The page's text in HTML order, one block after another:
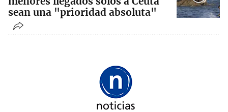
sean una "prioridad absoluta"